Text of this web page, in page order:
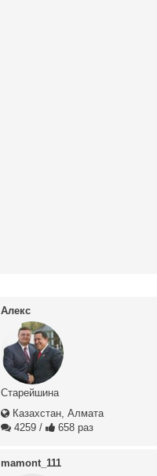
Алекс
Старейшина
Казахстан, Алмата
4259 / 658 раз
mamont_111